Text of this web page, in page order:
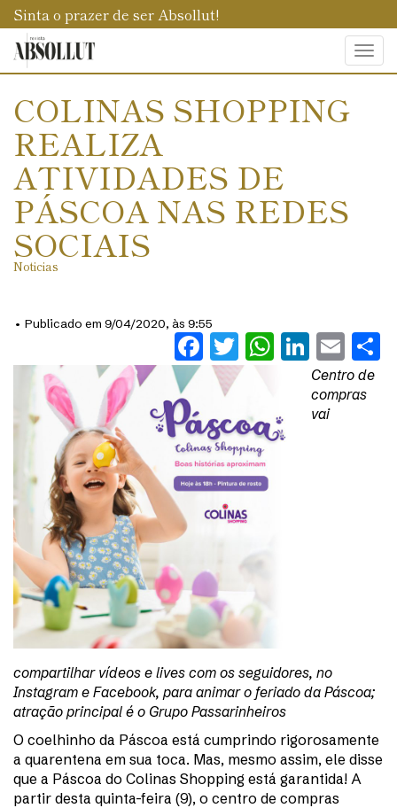
Sinta o prazer de ser Absollut!
COLINAS SHOPPING
REALIZA
ATIVIDADES DE
PÁSCOA NAS REDES
SOCIAIS
Noticias
• Publicado em 9/04/2020, às 9:55
Facebook
Twitter
Centro de
compras
vai
compartilhar vídeos e lives com os seguidores, no
Instagram e Facebook, para animar o feriado da Páscoa;
atração principal é o Grupo Passarinheiros
O coelhinho da Páscoa está cumprindo rigorosamente
a quarentena em sua toca. Mas, mesmo assim, ele disse
que a Páscoa do Colinas Shopping está garantida! A
partir desta quinta-feira (9), o centro de compras